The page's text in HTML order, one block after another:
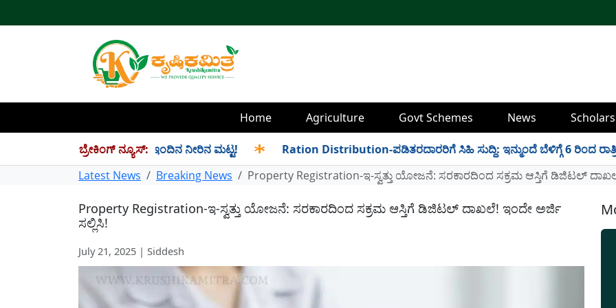
Home Agriculture Govt Schemes News
ಬ್ರೇಕಿಂಗ್ ನ್ಯೂಸ್:
ಇಲ್ಲಿದೆ ಡ್ಯಾಂವಾರು ಇಂದಿನ ನೀರಿನ ಮಟ್ಟ! ✱ Ration Distribution-ಪಡಿತರದಾರರಿಗೆ ಸಿಹಿ ಸುದ್ದಿ: ಇನ್ಮುಂದೆ ಬೆಳಿಗ್ಗೆ 6 ರಿಂದ ರಾತ್ರಿ
Latest News
Breaking News Property Registration-ಇ-ಸ್ವತ್ತು ಯೋಜನೆ: ಸರಕಾರದಿಂದ ಸಕ್ರಮ ಆಸ್ತಿಗೆ ಡಿಜಿಟಲ್
Property Registration-ಇ-ಸ್ವತ್ತು ಯೋಜನೆ: ಸರಕಾರದಿಂದ ಸಕ್ರಮ ಆಸ್ತಿಗೆ ಡಿಜಿಟಲ್ ದಾಖಲೆ! ಇಂದೇ ಅರ್ಜಿ
ಸಲ್ಲಿಸಿ!
July 21, 2025 | Siddesh